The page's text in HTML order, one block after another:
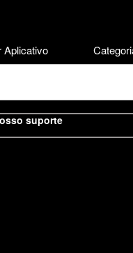
suporte
Aplicativo